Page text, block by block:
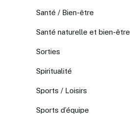
Santé / Bien-être
Santé naturelle et bien-être
Sorties
Spiritualité
Sports / Loisirs
Sports d’équipe